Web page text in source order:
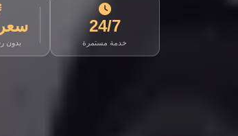
24/7
خدمة مستمرة بدون